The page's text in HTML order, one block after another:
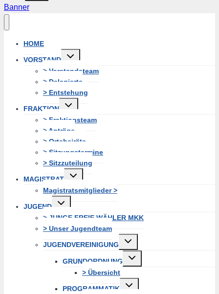
Banner
HOME
VORSTAND
Untermenü
erweitern
> Vorstandsteam
> Delegierte
> Entstehung
FRAKTION
Untermenü
erweitern
> Fraktionsteam
> Anträge
> Ortsbeiräte
> Sitzungstermine
> Sitzzuteilung
MAGISTRAT
Untermenü
erweitern
Magistratsmitglieder >
JUGEND
Untermenü
erweitern
> JUNGE FREIE WÄHLER MKK
> Unser Jugendteam
JUGENDVEREINIGUNG
Untermenü
erweitern
GRUNDORDNUNG
Untermenü
erweitern
> Übersicht
PROGRAMMATIK
Untermenü
erweitern